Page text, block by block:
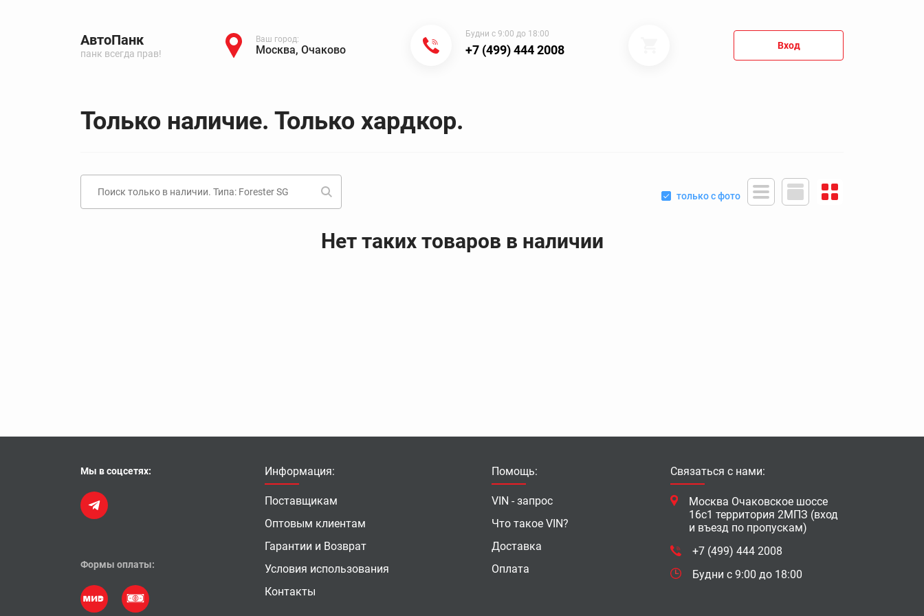
АвтоПанк
панк всегда прав!
Ваш город:
Москва, Очаково
Будни с 9:00 до 18:00
+7 (499) 444 2008 Вход
Только наличие. Только хардкор.
только с фото
Нет таких товаров в наличии
Мы в соцсетях:
Формы оплаты:
Информация:
Поставщикам
Оптовым клиентам
Гарантии и Возврат
Условия использования
Контакты
Помощь:
VIN - запрос
Что такое VIN?
Доставка
Оплата
Связаться с нами:
Москва Очаковское шоссе
16с1 территория 2МПЗ (вход
и въезд по пропускам)
+7 (499) 444 2008
Будни с 9:00 до 18:00